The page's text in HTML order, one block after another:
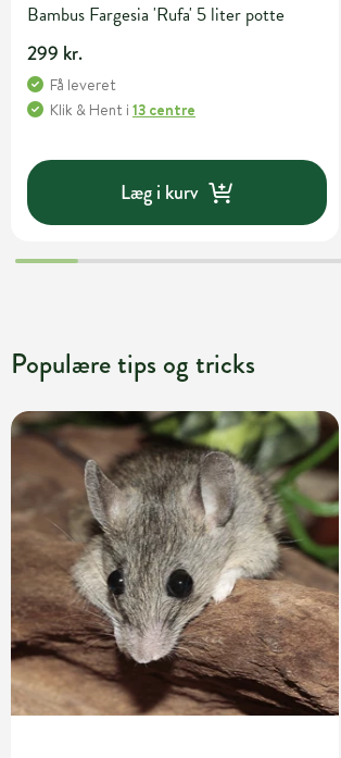
Bambus Fargesia 'Rufa' 5 liter potte
299 kr.
Få leveret
Klik & Hent i 13 centre
Læg i kurv
Populære tips og tricks